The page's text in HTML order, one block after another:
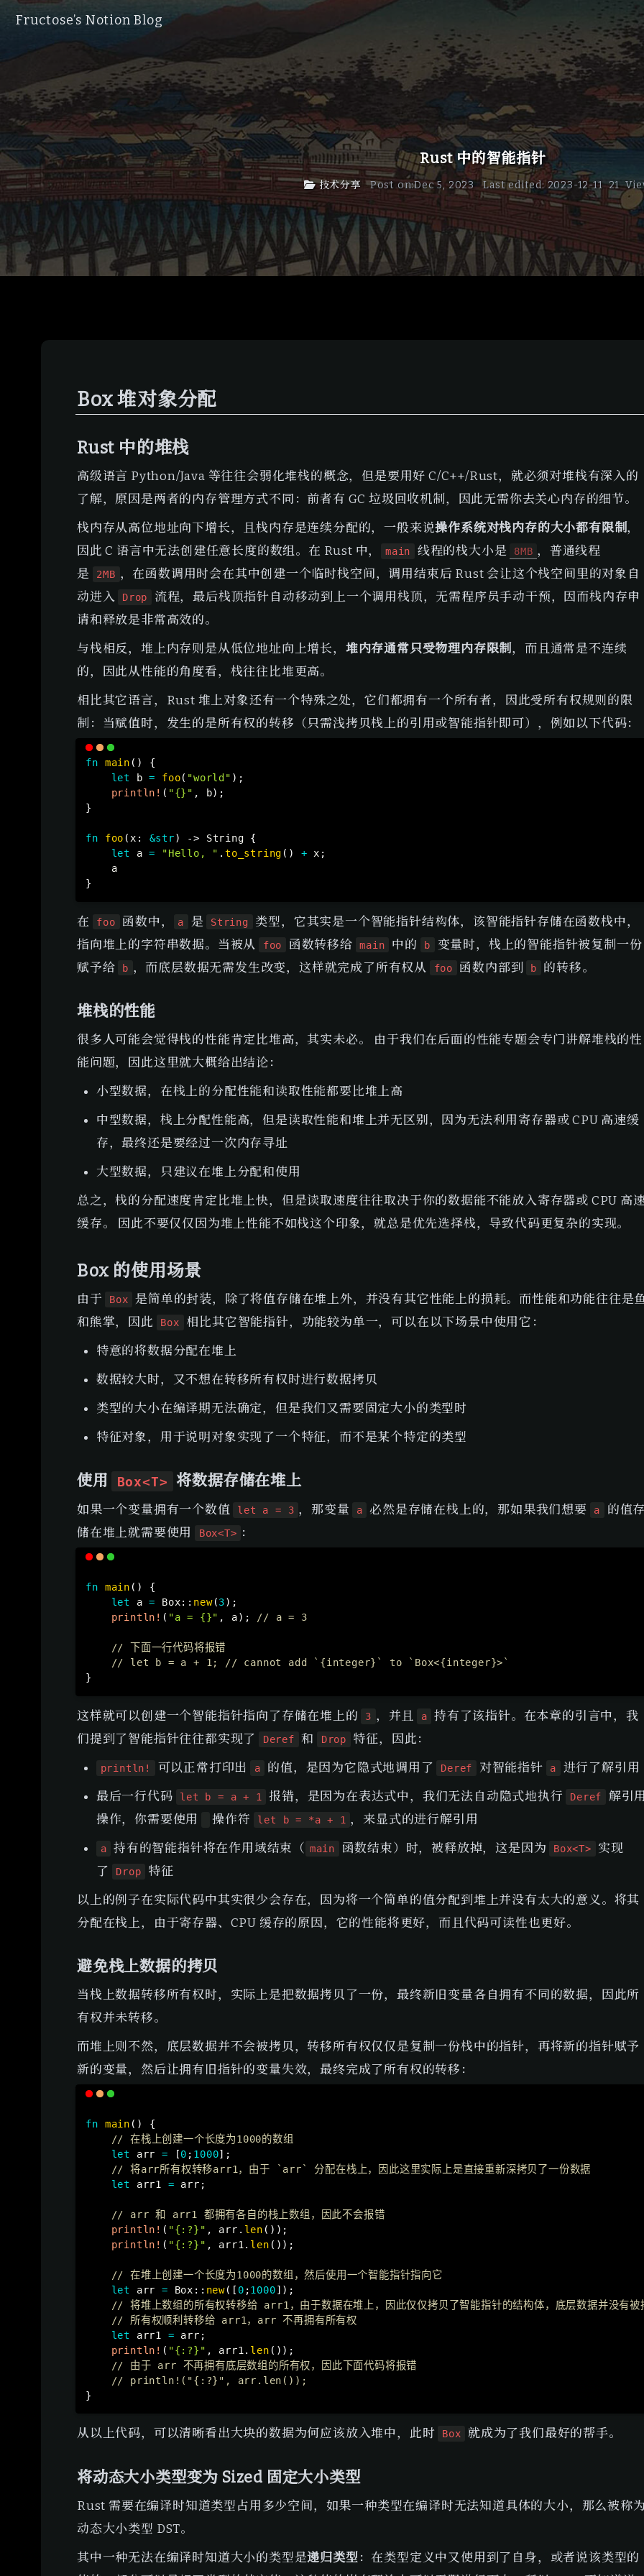
Fructose’s Notion Blog
Rust 中的智能指针
技术分享 Post on:Dec 5, 2023 Last edited:2023-12-11 21
Box 堆对象分配
Rust 中的堆栈
高级语言 Python/Java 等往往会弱化堆栈的概念，但是要用好 C/C++/Rust，就必须对堆栈有深入的
了解，原因是两者的内存管理方式不同：前者有 GC 垃圾回收机制，因此无需你去关心内存的细节。
栈内存从高位地址向下增长，且栈内存是连续分配的，一般来说操作系统对栈内存的大小都有限制，
因此 C 语言中无法创建任意长度的数组。在 Rust 中，
main 线程的栈大小是 8MB ，普通线程
是
2MB ，在函数调用时会在其中创建一个临时栈空间，调用结束后 Rust 会让这个栈空间里的对象自
动进入
Drop
流程，最后栈顶指针自动移动到上一个调用栈顶，无需程序员手动干预，因而栈内存申
请和释放是非常高效的。
与栈相反，堆上内存则是从低位地址向上增长， 堆内存通常只受物理内存限制，而且通常是不连续
的，因此从性能的角度看，栈往往比堆更高。
相比其它语言，Rust 堆上对象还有一个特殊之处，它们都拥有一个所有者，因此受所有权规则的限
制：当赋值时，发生的是所有权的转移（只需浅拷贝栈上的引用或智能指针即可），例如以下代码：
fn main ( )
{
let
b = foo( "world" ) ;
println! ( "{}" , b) ;
}
fn foo ( x : &str) -> String
{
let
a = "Hello, " .to_string ( ) + x ;
}
在 foo 函数中， a 是 String
类型，它其实是一个智能指针结构体，该智能指针存储在函数栈中，
指向堆上的字符串数据。当被从
foo 函数转移给 main 中的 b
变量时，栈上的智能指针被复制一份
赋予给
b ，而底层数据无需发生改变，这样就完成了所有权从 foo 函数内部到 b 的转移。
堆栈的性能
很多人可能会觉得栈的性能肯定比堆高，其实未必。 由于我们在后面的性能专题会专门讲解堆栈的性
能问题，因此这里就大概给出结论：
小型数据，在栈上的分配性能和读取性能都要比堆上高
中型数据，栈上分配性能高，但是读取性能和堆上并无区别，因为无法利用寄存器或 CPU 高速缓
存，最终还是要经过一次内存寻址
大型数据，只建议在堆上分配和使用
总之，栈的分配速度肯定比堆上快，但是读取速度往往取决于你的数据能不能放入寄存器或 CPU 高
缓存。 因此不要仅仅因为堆上性能不如栈这个印象，就总是优先选择栈，导致代码更复杂的实现。
Box 的使用场景
由于 Box
是简单的封装，除了将值存储在堆上外，并没有其它性能上的损耗。而性能和功能往往是
和熊掌，因此
Box
相比其它智能指针，功能较为单一，可以在以下场景中使用它：
特意的将数据分配在堆上
数据较大时，又不想在转移所有权时进行数据拷贝
类型的大小在编译期无法确定，但是我们又需要固定大小的类型时
特征对象，用于说明对象实现了一个特征，而不是某个特定的类型
使用 Box<T> 将数据存储在堆上
如果一个变量拥有一个数值 let a = 3 ，那变量 a 必然是存储在栈上的，那如果我们想要 a
的值存
储在堆上就需要使用
Box<T> ：
fn main ( )
{
let
a = Box:: new(3) ;
println! ( "a = {}" , a) ; // a = 3
// 下面一行代码将报错
// let b = a + 1; // cannot add `{integer}` to `Box<{integer}>`
}
这样就可以创建一个智能指针指向了存储在堆上的 3 ，并且 a
持有了该指针。在本章的引言中，我
们提到了智能指针往往都实现了
Deref 和 Drop 特征，因此：
println! 可以正常打印出 a 的值，是因为它隐式地调用了 Deref 对智能指针 a
进行了解引用
最后一行代码
let b = a + 1 报错，是因为在表达式中，我们无法自动隐式地执行 Deref
解引
操作，你需要使用
操作符 let b = *a + 1 ，来显式的进行解引用
a 持有的智能指针将在作用域结束（ main 函数结束）时，被释放掉，这是因为 Box<T>
实现
了
Drop
特征
以上的例子在实际代码中其实很少会存在，因为将一个简单的值分配到堆上并没有太大的意义。将其
分配在栈上，由于寄存器、CPU 缓存的原因，它的性能将更好，而且代码可读性也更好。
避免栈上数据的拷贝
当栈上数据转移所有权时，实际上是把数据拷贝了一份，最终新旧变量各自拥有不同的数据，因此所
有权并未转移。
而堆上则不然，底层数据并不会被拷贝，转移所有权仅仅是复制一份栈中的指针，再将新的指针赋予
新的变量，然后让拥有旧指针的变量失效，最终完成了所有权的转移：
fn main ( )
{
// 在栈上创建一个长度为1000的数组
let
arr = [0 ; 1000] ;
// 将arr所有权转移arr1，由于 `arr` 分配在栈上，因此这里实际上是直接重新深拷贝了一份数据
let
arr1 = arr ;
// arr 和 arr1 都拥有各自的栈上数组，因此不会报错
println! ( "{:?}" , arr . len ( ) ) ;
println! ( "{:?}" , arr1 . len ( ) ) ;
// 在堆上创建一个长度为1000的数组，然后使用一个智能指针指向它
let
arr = Box :: new( [ 0 ;1000] ) ;
// 将堆上数组的所有权转移给 arr1，由于数据在堆上，因此仅仅拷贝了智能指针的结构体，底层数据并没有被
// 所有权顺利转移给 arr1，arr 不再拥有所有权
let
arr1 = arr ;
println! ( "{:?}" , arr1 . len ( ) ) ;
// 由于 arr 不再拥有底层数组的所有权，因此下面代码将报错
// println!("{:?}", arr.len());
}
从以上代码，可以清晰看出大块的数据为何应该放入堆中，此时 Box 就成为了我们最好的帮手。
将动态大小类型变为 Sized 固定大小类型
Rust 需要在编译时知道类型占用多少空间，如果一种类型在编译时无法知道具体的大小，那么被称为
动态大小类型 DST。
其中一种无法在编译时知道大小的类型是递归类型 ：在类型定义中又使用到了自身，或者说该类型的